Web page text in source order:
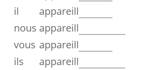
il
appareill
nous appareill
vous appareill
ils
appareill